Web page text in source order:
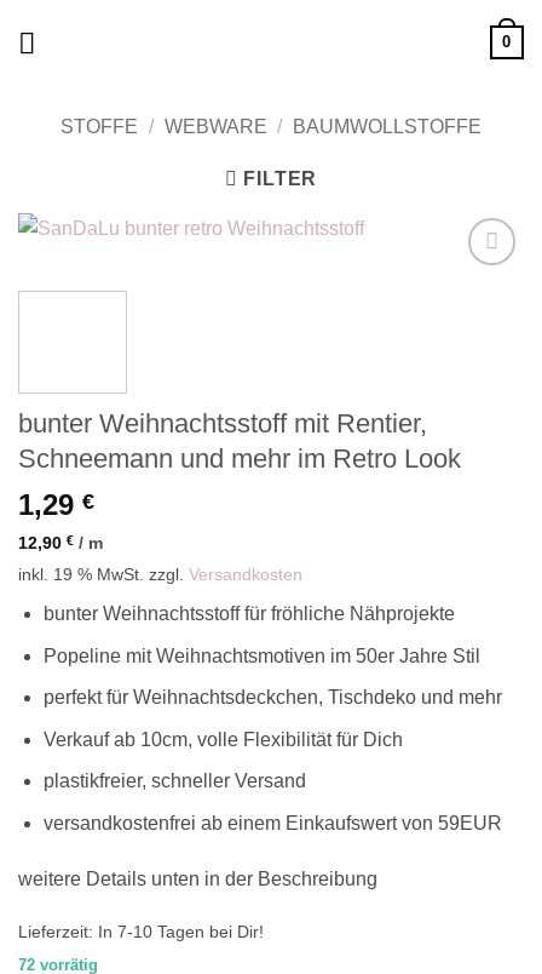
0
STOFFE / WEBWARE / BAUMWOLLSTOFFE
FILTER
bunter Weihnachtsstoff mit Rentier,
Schneemann und mehr im Retro Look
1,29 €
12,90 € / m
inkl. 19 % MwSt. zzgl. Versandkosten
bunter Weihnachtsstoff für fröhliche Nähprojekte
Popeline mit Weihnachtsmotiven im 50er Jahre Stil
perfekt für Weihnachtsdeckchen, Tischdeko und mehr
Verkauf ab 10cm, volle Flexibilität für Dich
plastikfreier, schneller Versand
versandkostenfrei ab einem Einkaufswert von 59EUR
weitere Details unten in der Beschreibung
Lieferzeit: In 7-10 Tagen bei Dir!
72 vorrätig